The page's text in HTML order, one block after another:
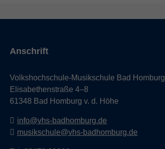
Anschrift
Volkshochschule-Musikschule Bad Homburg
Elisabethenstraße 4–8
61348 Bad Homburg v. d. Höhe
info@vhs-badhomburg.de
musikschule@vhs-badhomburg.de